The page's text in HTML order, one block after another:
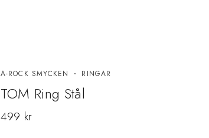
A-ROCK SMYCKEN RINGAR
TOM Ring Stål
499 kr